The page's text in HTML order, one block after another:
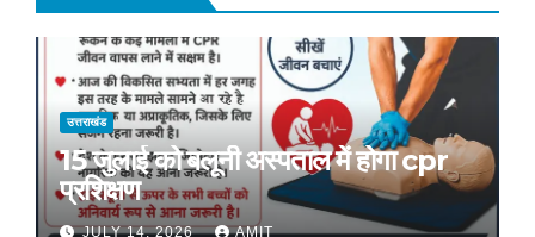
उत्तराखंड
15 जुलाई को बलूनी अस्पताल में होगा cpr
प्रशिक्षण
JULY 14, 2026 AMIT